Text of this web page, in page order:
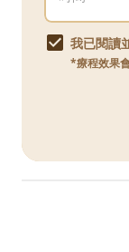
我已閱讀
*療程效果